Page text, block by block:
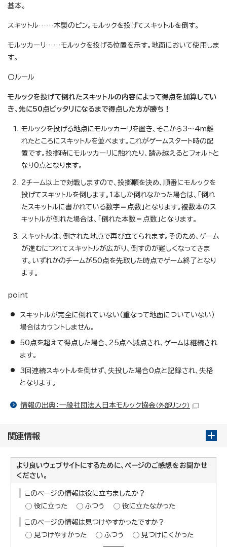
基本。
スキットル……木製のピン。モルックを投げてスキットルを倒す。
モルッカーリ……モルックを投げる位置を示す。地面において使用しま
す。
〇ルール
モルックを投げて倒れたスキットルの内容によって得点を加算してい
き、先に50点ピッタリになるまで得点した方が勝ち！
モルックを投げる地点にモルッカーリを置き、そこから3～4m離
れたところにスキットルを並べます。これがゲームスタート時の配
置です。投擲時にモルッカーリに触れたり、踏み越えるとフォルトと
なり0点となります。
2チーム以上で対戦しますので、投擲順を決め、順番にモルックを
投げてスキットルを倒します。1本しか倒れなかった場合は、「倒れ
たスキットルに書かれている数字＝点数」となります。複数本のス
キットルが倒れた場合は、「倒れた本数＝点数」となります。
スキットルは、倒された地点で再び立てられます。そのため、ゲーム
が進むにつれてスキットルが広がり、倒すのが難しくなってきま
す。いずれかのチームが50点を先取した時点でゲーム終了となり
ます。
point
スキットルが完全に倒れていない（重なって地面についていない）
場合はカウントしません。
50点を超えて得点した場合、25点へ減点され、ゲームは継続され
ます。
3回連続スキットルを倒せず、失投した場合0点と記録され、失格
となります。
情報の出典：一般社団法人日本モルック協会 （外部リンク）
関連情報
より良いウェブサイトにするために、ページのご感想をお聞かせ
ください。
このページの情報は役に立ちましたか？
役に立った
ふつう 役に立たなかった
このページの情報は見つけやすかったですか？
見つけやすかった
ふつう 見つけにくかった